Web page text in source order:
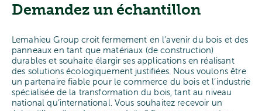
Demandez un échantillon
Lemahieu Group croit fermement en l’avenir du bois et des
panneaux en tant que matériaux (de construction)
durables et souhaite élargir ses applications en réalisant
des solutions écologiquement justifiées. Nous voulons être
un partenaire fiable pour le commerce du bois et l’industrie
spécialisée de la transformation du bois, tant au niveau
national qu’international. Vous souhaitez recevoir un